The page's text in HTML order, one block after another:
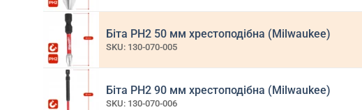
Біта РН2 50 мм хрестоподібна (Milwaukee)
SKU: 130-070-005
Біта РН2 90 мм хрестоподібна (Milwaukee)
SKU: 130-070-006